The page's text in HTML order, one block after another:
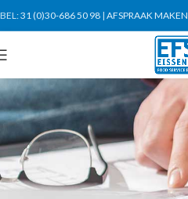
BEL:31 (0)30-686 50 98 | AFSPRAAK MAKEN